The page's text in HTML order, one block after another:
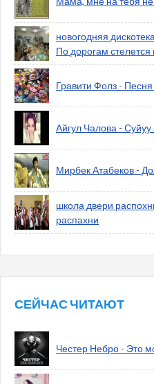
новогодняя
По дорогам
Гравити Фолз - Песня
Айгул Чалова -
Мирбек Атабеков -
школа двери
распахни
СЕЙЧАС ЧИТАЮТ
Честер Небро - Это